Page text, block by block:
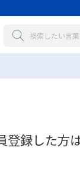
登録した方